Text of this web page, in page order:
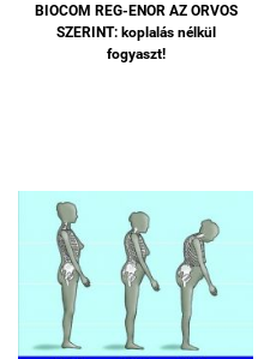
BIOCOM REG-ENOR AZ ORVOS
SZERINT: koplalás nélkül
fogyaszt!